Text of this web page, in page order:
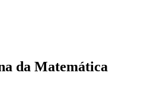
da Matemática